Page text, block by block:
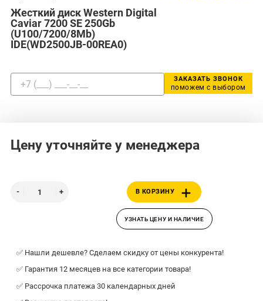
Жесткий диск Western Digital
Caviar 7200 SE 250Gb
(U100/7200/8Mb)
IDE(WD2500JB-00REA0)
ЗАКАЗАТЬ ЗВОНОК
поможем с выбором
Цену уточняйте у менеджера
В КОРЗИНУ
УЗНАТЬ ЦЕНУ И НАЛИЧИЕ
✅ Нашли дешевле? Сделаем скидку от цены конкурента!
✅ Гарантия 12 месяцев на все категории товара!
✅ Рассрочка платежа 30 календарных дней